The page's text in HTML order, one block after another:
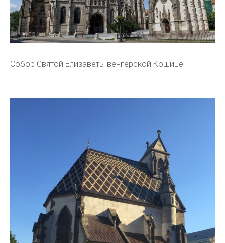
Собор Святой Елизаветы венгерской Кошице